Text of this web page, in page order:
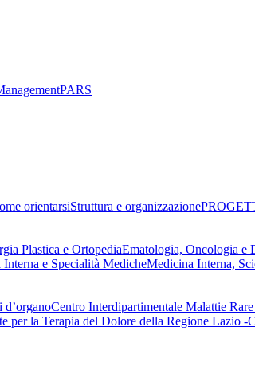
PARS
orientarsiStruttura e organizzazione
Plastica e OrtopediaEmatologia, Oncologia e
e Specialità MedicheMedicina Interna,
Centro Interdipartimentale Malattie
per la Terapia del Dolore della Regione Lazio -